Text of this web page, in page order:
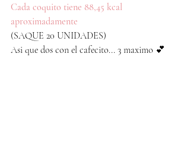
Cada coquito tiene 88,45 kcal
aproximadamente
(SAQUE 20 UNIDADES)
Asi que dos con el cafecito... 3 maximo 💕